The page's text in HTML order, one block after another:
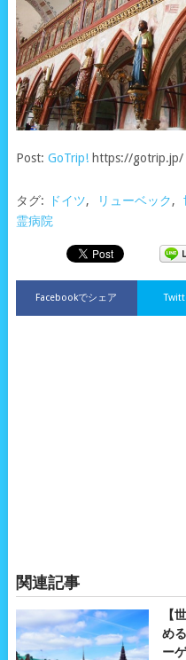
Post: GoTrip!https://gotrip.jp/
タグ: ドイツ, リューベック,
霊病院
Facebookでシェア
関連記事
【
め
ー